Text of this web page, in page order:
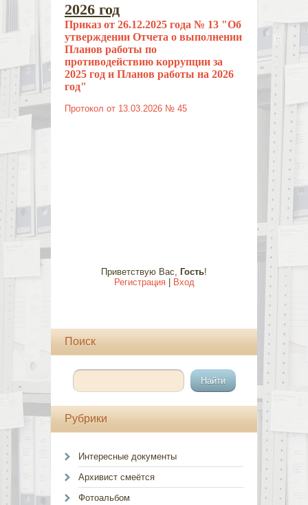
2026 год
Приказ от 26.12.2025 года № 13 "Об
утверждении Отчета о выполнении
Планов работы по
противодействию коррупции за
2025 год и Планов работы на 2026
год"
Протокол от 13.03.2026 № 45
Приветствую Вас, Гость!
Регистрация| Вход
Поиск
Рубрики
Интересные документы
Архивист смеётся
Фотоальбом